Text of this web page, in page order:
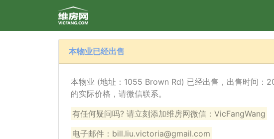
本物业已经出售
本物业 (地址：1055 Brown Rd) 已经出售，出售时间：
的实际价格，请微信联系。
有任何疑问吗? 请立刻添加维房网微信：VicFangWang
电子邮件：bill.liu.victoria@gmail.com